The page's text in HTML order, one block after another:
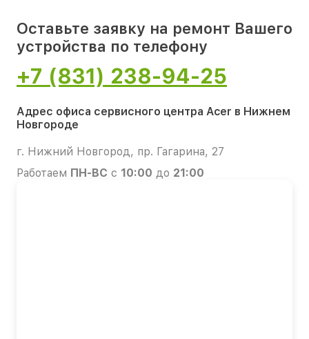
Оставьте заявку на ремонт Вашего
устройства по телефону
+7 (831) 238-94-25
Адрес офиса сервисного центра Acer в Нижнем
Новгороде
г. Нижний Новгород, пр. Гагарина, 27
Работаем ПН-ВС с 10:00 до 21:00